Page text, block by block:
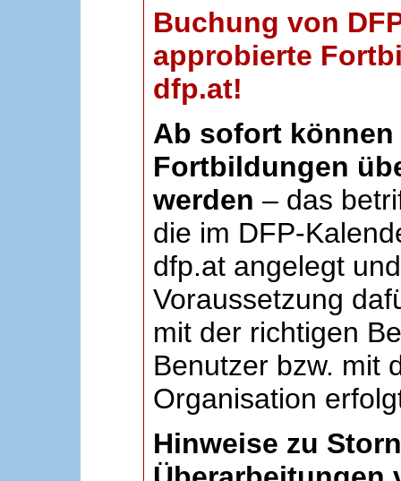
Buchung von
approbierte
dfp.at!
Ab sofort können
Fortbildungen
werden – das
die im DFP-
dfp.at angelegt
Voraussetzung
mit der richtigen
Benutzer bzw. mit
Organisation
Hinweise zu